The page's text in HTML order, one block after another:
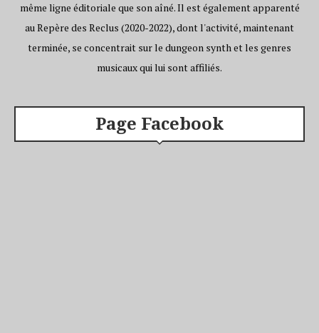
même ligne éditoriale que son aîné. Il est également apparenté
au Repère des Reclus (2020-2022), dont l'activité, maintenant
terminée, se concentrait sur le dungeon synth et les genres
musicaux qui lui sont affiliés.
Page Facebook